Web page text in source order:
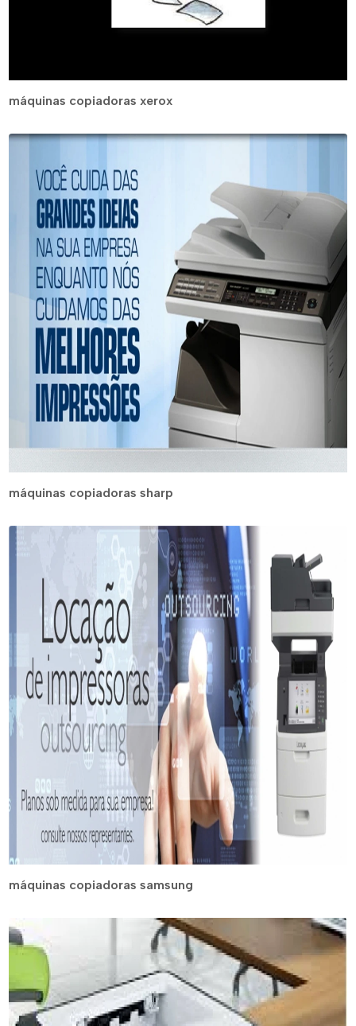
máquinas copiadoras xerox
máquinas copiadoras sharp
máquinas copiadoras samsung